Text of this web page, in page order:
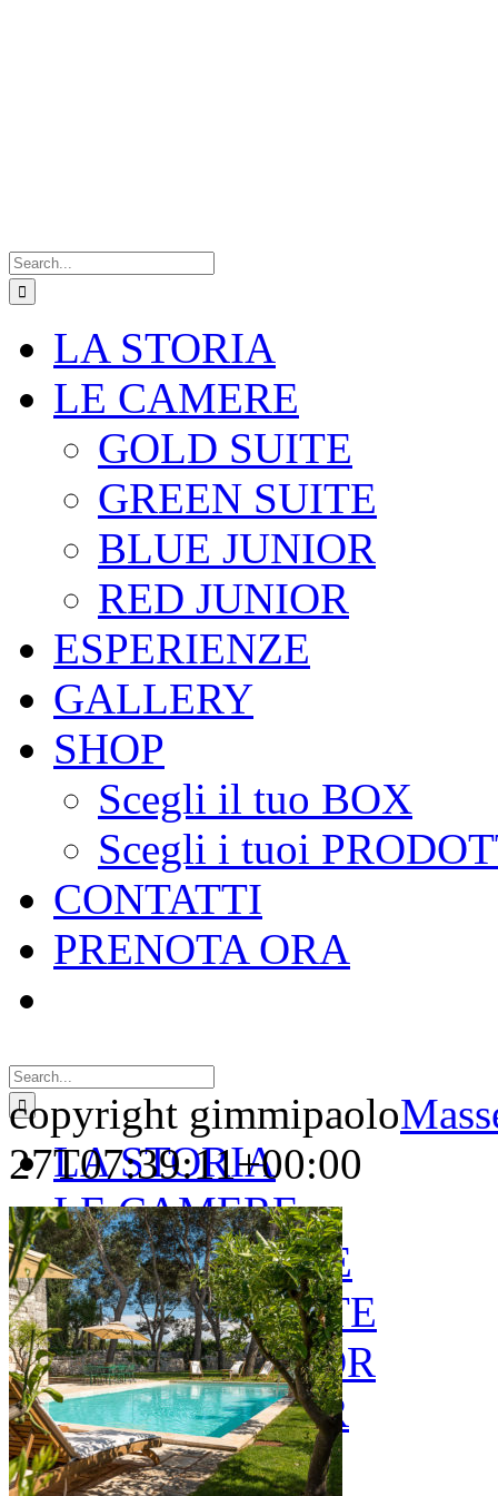
for:
LA STORIA
LE CAMERE
GOLD SUITE
GREEN SUITE
BLUE JUNIOR
RED JUNIOR
ESPERIENZE
GALLERY
SHOP
Scegli il tuo BOX
Scegli i tuoi
CONTATTI
PRENOTA ORA
for:
LA STORIA
LE CAMERE
GOLD SUITE
GREEN SUITE
BLUE JUNIOR
RED JUNIOR
ESPERIENZE
copyright gimmipaolo
27T07:39:11+00:00